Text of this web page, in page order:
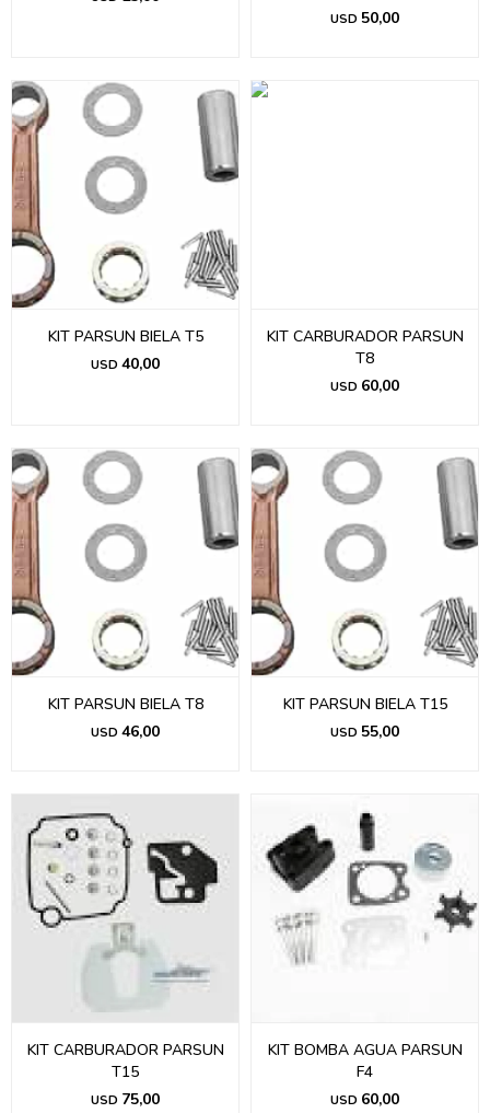
USD 50,00
KIT PARSUN BIELA T5
USD 40,00
KIT CARBURADOR PARSUN
T8
USD 60,00
KIT PARSUN BIELA T8
USD 46,00
KIT PARSUN BIELA T15
USD 55,00
KIT CARBURADOR PARSUN
T15
USD 75,00
KIT BOMBA AGUA PARSUN
F4
USD 60,00